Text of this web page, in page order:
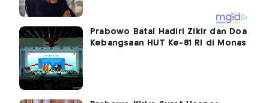
Prabowo Batal Hadiri Zikir dan Doa
Kebangsaan HUT Ke-81 RI di Monas